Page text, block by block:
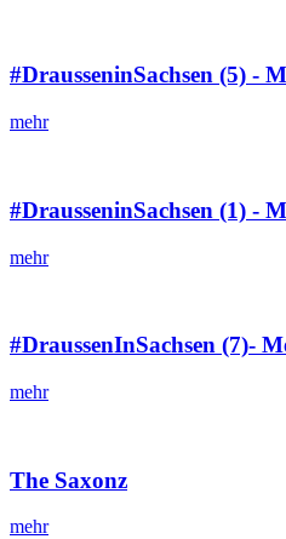
#DrausseninSachsen (5) -
mehr
#DrausseninSachsen (1) -
mehr
#DraussenInSachsen (7)-
mehr
The Saxonz
mehr